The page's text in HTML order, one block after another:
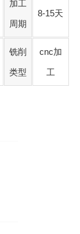
加工
周期
8-15天
铣削
类型
cnc加
工